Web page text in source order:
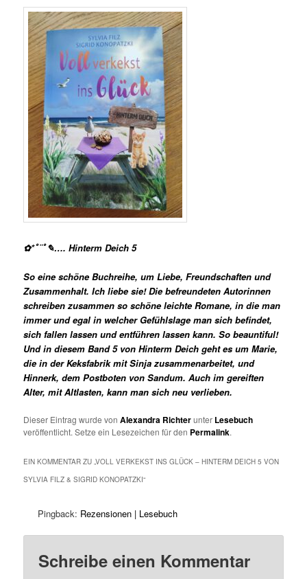
✿*ﾟ¨ﾟ✎…. Hinterm Deich 5
So eine schöne Buchreihe, um Liebe, Freundschaften und
Zusammenhalt. Ich liebe sie! Die befreundeten Autorinnen
schreiben zusammen so schöne leichte Romane, in die man
immer und egal in welcher Gefühlslage man sich befindet,
sich fallen lassen und entführen lassen kann. So beauntiful!
Und in diesem Band 5 von Hinterm Deich geht es um Marie,
die in der Keksfabrik mit Sinja zusammenarbeitet, und
Hinnerk, dem Postboten von Sandum. Auch im gereiften
Alter, mit Altlasten, kann man sich neu verlieben.
Dieser Eintrag wurde vonAlexandra Richterunter Lesebuch
veröffentlicht. Setze ein Lesezeichen für den Permalink.
EIN KOMMENTAR ZU „VOLL VERKEKST INS GLÜCK – HINTERM DEICH 5 VON
SYLVIA FILZ & SIGRID KONOPATZKI“
Pingback: Rezensionen | Lesebuch
Schreibe einen Kommentar